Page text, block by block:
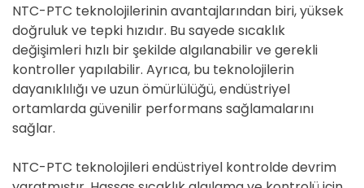
NTC-PTC teknolojilerinin avantajlarından biri, yüksek
doğruluk ve tepki hızıdır. Bu sayede sıcaklık
değişimleri hızlı bir şekilde algılanabilir ve gerekli
kontroller yapılabilir. Ayrıca, bu teknolojilerin
dayanıklılığı ve uzun ömürlülüğü, endüstriyel
ortamlarda güvenilir performans sağlamalarını
sağlar.
NTC-PTC teknolojileri endüstriyel kontrolde devrim